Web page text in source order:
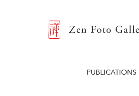
PUBLICATIONS